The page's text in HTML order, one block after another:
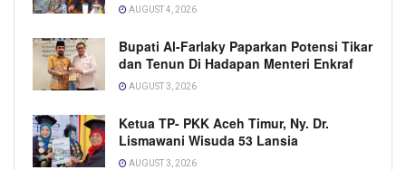
AUGUST 4, 2026
Bupati Al-Farlaky Paparkan Potensi Tikar
dan Tenun Di Hadapan Menteri Enkraf
AUGUST 3, 2026
Ketua TP- PKK Aceh Timur, Ny. Dr.
Lismawani Wisuda 53 Lansia
AUGUST 3, 2026